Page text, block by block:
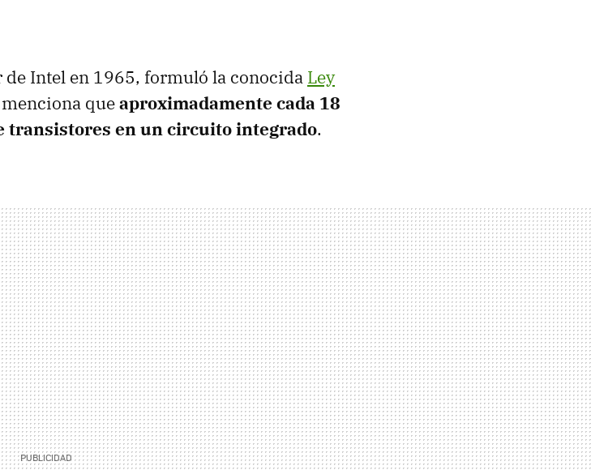
Intel en 1965, formuló la conocida Ley
queaproximadamente cada 18
transistores en un circuito integrado.